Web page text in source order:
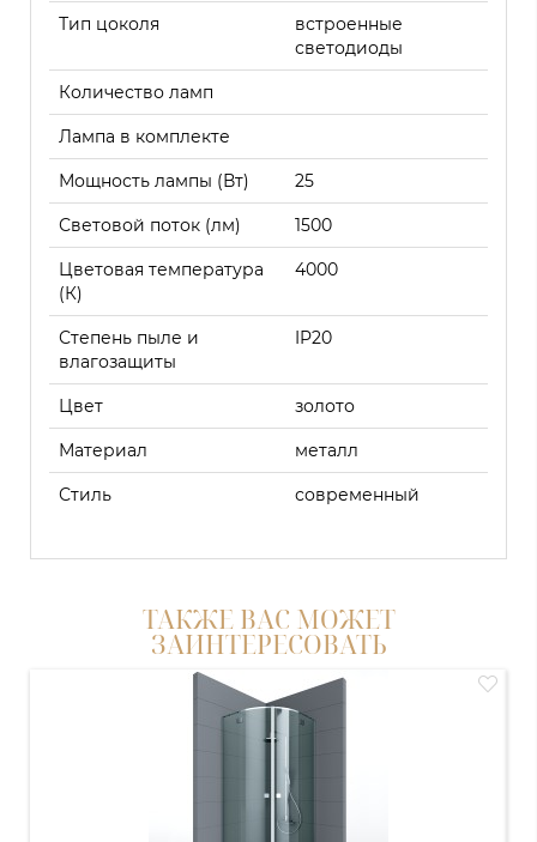
Тип цоколя
встроенные
светодиоды
Количество ламп
Лампа в комплекте
Мощность лампы (Вт) 25
Световой поток (лм) 1500
Цветовая температура
(К)
4000
Степень пыле и
влагозащиты
IP20
Цвет золото
Материал металл
Стиль современный
ТАКЖЕ ВАС МОЖЕТ
ЗАИНТЕРЕСОВАТЬ